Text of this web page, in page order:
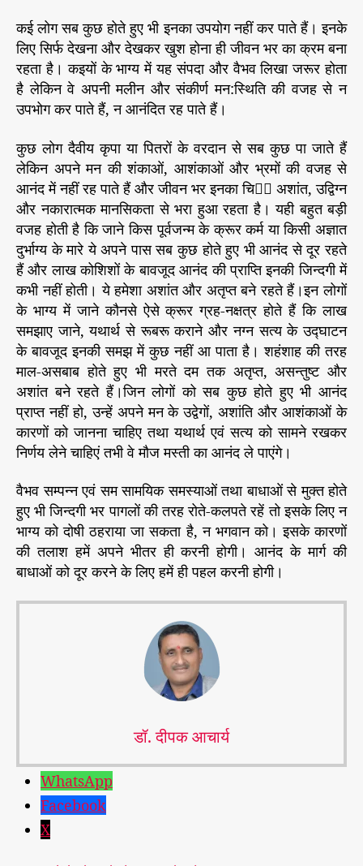
कई लोग सब कुछ होते हुए भी इनका उपयोग नहीं कर पाते हैं। इनके
लिए सिर्फ देखना और देखकर खुश होना ही जीवन भर का क्रम बना
रहता है। कइयों के भाग्य में यह संपदा और वैभव लिखा जरूर होता
है लेकिन वे अपनी मलीन और संकीर्ण मन:स्थिति की वजह से न
उपभोग कर पाते हैं, न आनंदित रह पाते हैं।
कुछ लोग दैवीय कृपा या पितरों के वरदान से सब कुछ पा जाते हैं
लेकिन अपने मन की शंकाओं, आशंकाओं और भ्रमों की वजह से
आनंद में नहीं रह पाते हैं और जीवन भर इनका चिा अशांत, उद्विग्न
और नकारात्मक मानसिकता से भरा हुआ रहता है। यही बहुत बड़ी
वजह होती है कि जाने किस पूर्वजन्म के क्रूर कर्म या किसी अज्ञात
दुर्भाग्य के मारे ये अपने पास सब कुछ होते हुए भी आनंद से दूर रहते
हैं और लाख कोशिशों के बावजूद आनंद की प्राप्ति इनकी जिन्दगी में
कभी नहीं होती। ये हमेशा अशांत और अतृप्त बने रहते हैं।इन लोगों
के भाग्य में जाने कौनसे ऐसे क्रूर ग्रह-नक्षत्र होते हैं कि लाख
समझाए जाने, यथार्थ से रूबरू कराने और नग्न सत्य के उद्घाटन
के बावजूद इनकी समझ में कुछ नहीं आ पाता है। शहंशाह की तरह
माल-असबाब होते हुए भी मरते दम तक अतृप्त, असन्तुष्ट और
अशांत बने रहते हैं।जिन लोगों को सब कुछ होते हुए भी आनंद
प्राप्त नहीं हो, उन्हें अपने मन के उद्वेगों, अशांति और आशंकाओं के
कारणों को जानना चाहिए तथा यथार्थ एवं सत्य को सामने रखकर
निर्णय लेने चाहिएं तभी वे मौज मस्ती का आनंद ले पाएंगे।
वैभव सम्पन्न एवं सम सामयिक समस्याओं तथा बाधाओं से मुक्त होते
हुए भी जिन्दगी भर पागलों की तरह रोते-कलपते रहें तो इसके लिए न
भाग्य को दोषी ठहराया जा सकता है, न भगवान को। इसके कारणों
की तलाश हमें अपने भीतर ही करनी होगी। आनंद के मार्ग की
बाधाओं को दूर करने के लिए हमें ही पहल करनी होगी।
डॉ. दीपक आचार्य
WhatsApp
Facebook
X